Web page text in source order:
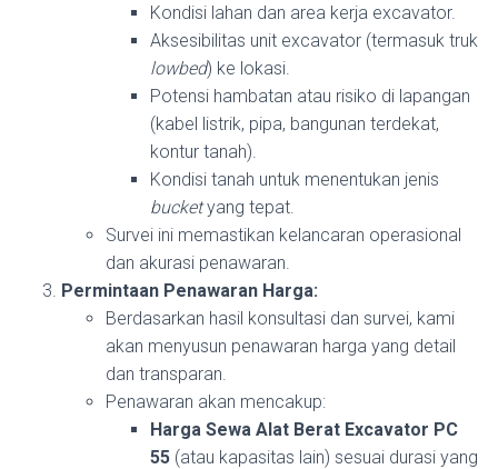
Kondisi lahan dan area kerja excavator.
Aksesibilitas unit excavator (termasuk truk
lowbed) ke lokasi.
Potensi hambatan atau risiko di lapangan
(kabel listrik, pipa, bangunan terdekat,
kontur tanah).
Kondisi tanah untuk menentukan jenis
bucketyang tepat.
Survei ini memastikan kelancaran operasional
dan akurasi penawaran.
Permintaan Penawaran Harga:
Berdasarkan hasil konsultasi dan survei, kami
akan menyusun penawaran harga yang detail
dan transparan.
Penawaran akan mencakup:
Harga Sewa Alat Berat Excavator PC
55 (atau kapasitas lain) sesuai durasi yang